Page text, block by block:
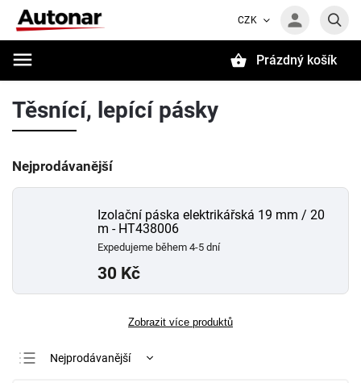
CZK
Prázdný košík
Těsnící, lepící pásky
Nejprodávanější
Izolační páska elektrikářská 19 mm / 20
m - HT438006
Expedujeme během 4-5 dní
30 Kč
Zobrazit více produktů
Nejprodávanější